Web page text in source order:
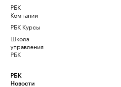
РБК
Компании
РБК Курсы
Школа
управления
РБК
РБК
Новости